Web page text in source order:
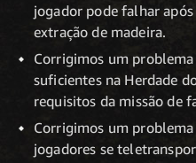
jogador pode falhar
extração de madeira.
Corrigimos um
suficientes na Herdade
requisitos da missão de
Corrigimos um
jogadores se